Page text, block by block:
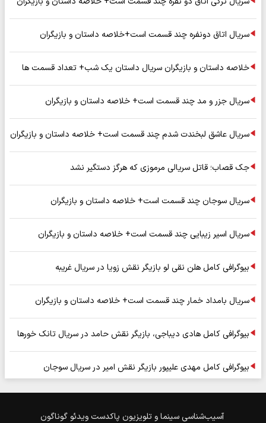
سریال اتاق دونفره چند قسمت است+خلاصه داستان و بازیگران
خلاصه داستان و بازیگران سریال داستان یک شب+ تعداد قسمت ها
سریال جزر و مد چند قسمت است+ خلاصه داستان و بازیگران
سریال عاشق لبخندت شدم چند قسمت است+ خلاصه داستان و بازیگران
جک قصاب؛ قاتل سریالی مرموزی که هرگز دستگیر نشد
سریال سوجان چند قسمت است+ خلاصه داستان و بازیگران
سریال اسیر زیبایی چند قسمت است+ خلاصه داستان و بازیگران
بیوگرافی کامل هلن نقی لو بازیگر نقش زویا در سریال غریبه
سریال بامداد خمار چند قسمت است+ خلاصه داستان و بازیگران
بیوگرافی کامل هادی دیباجی، بازیگر نقش حامد در سریال تانک خورها
بیوگرافی کامل مهدی علیپور بازیگر نقش امیر در سریال سوجان
آسیب‌شناسی سینما و تلویزیون پاکدست ویدئو گوناگون